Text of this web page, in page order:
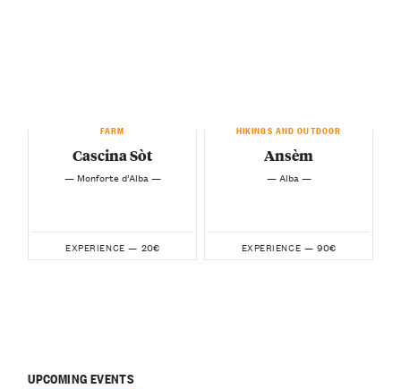
FARM
Cascina Sòt
— Monforte d’Alba —
EXPERIENCE — 20€
HIKINGS AND OUTDOOR
Ansèm
— Alba —
EXPERIENCE — 90€
UPCOMING EVENTS